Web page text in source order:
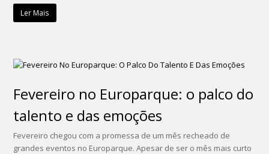
Ler Mais
Fevereiro no Europarque: o palco do
talento e das emoções
Fevereiro chegou com a promessa de um mês recheado de
grandes eventos no Europarque. Apesar de ser o mês mais curto